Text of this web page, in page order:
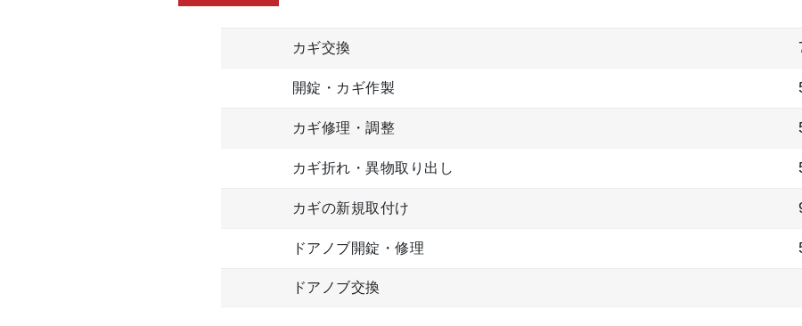
カギ交換
開錠・カギ作製
カギ修理・調整
カギ折れ・異物取り出し
カギの新規取付け
ドアノブ開錠・修理
ドアノブ交換